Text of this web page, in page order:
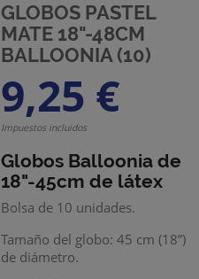
GLOBOS PASTEL
MATE 18"-48CM
BALLOONIA (10)
9,25 €
Impuestos incluidos
Globos Balloonia de
18"-45cm de látex
Bolsa de 10 unidades.
Tamaño del globo: 45 cm (18”)
de diámetro.